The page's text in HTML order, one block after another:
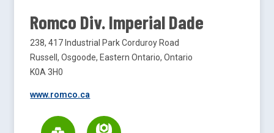
Romco Div. Imperial Dade
238, 417 Industrial Park Corduroy Road
Russell, Osgoode, Eastern Ontario, Ontario
K0A 3H0
www.romco.ca